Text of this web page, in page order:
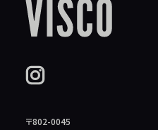
〒802-0045